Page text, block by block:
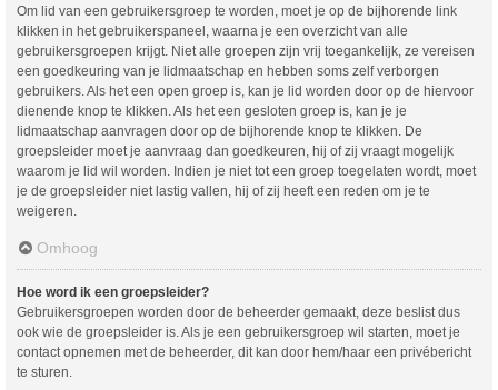
Om lid van een gebruikersgroep te worden, moet je op de bijhorende link
klikken in het gebruikerspaneel, waarna je een overzicht van alle
gebruikersgroepen krijgt. Niet alle groepen zijn vrij toegankelijk, ze vereisen
een goedkeuring van je lidmaatschap en hebben soms zelf verborgen
gebruikers. Als het een open groep is, kan je lid worden door op de hiervoor
dienende knop te klikken. Als het een gesloten groep is, kan je je
lidmaatschap aanvragen door op de bijhorende knop te klikken. De
groepsleider moet je aanvraag dan goedkeuren, hij of zij vraagt mogelijk
waarom je lid wil worden. Indien je niet tot een groep toegelaten wordt, moet
je de groepsleider niet lastig vallen, hij of zij heeft een reden om je te
weigeren.
Omhoog
Hoe word ik een groepsleider?
Gebruikersgroepen worden door de beheerder gemaakt, deze beslist dus
ook wie de groepsleider is. Als je een gebruikersgroep wil starten, moet je
contact opnemen met de beheerder, dit kan door hem/haar een privébericht
te sturen.